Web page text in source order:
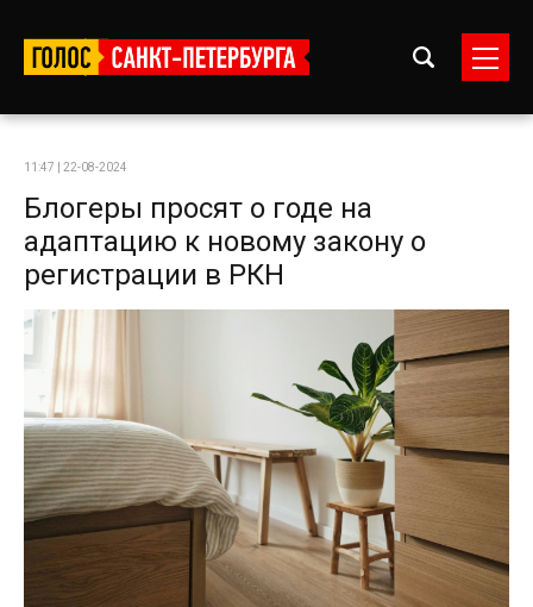
11:47 | 22-08-2024
Блогеры просят о годе на
адаптацию к новому закону о
регистрации в РКН